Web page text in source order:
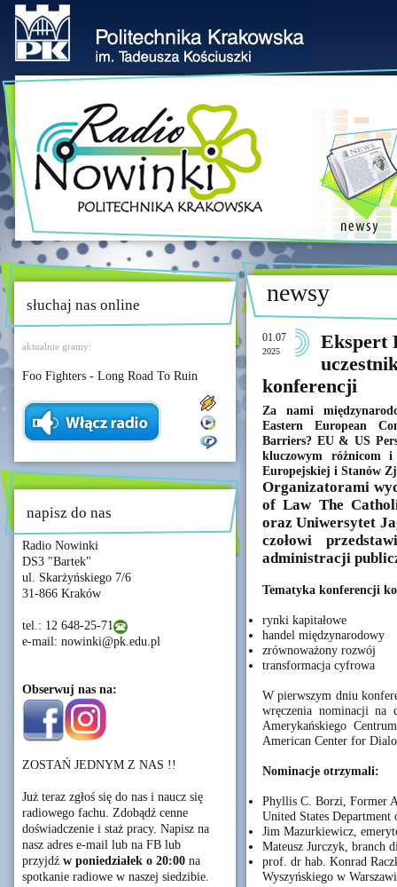
słuchaj nas online
aktualnie gramy:
Foo Fighters - Long Road To Ruin
napisz do nas
Radio Nowinki
DS3 "Bartek"
ul. Skarżyńskiego 7/6
31-866 Kraków
tel.: 12 648-25-71
e-mail: nowinki@pk.edu.pl
Obserwuj nas na:
ZOSTAŃ JEDNYM Z NAS !!
Już teraz zgłoś się do nas i naucz się
radiowego fachu. Zdobądź cenne
doświadczenie i staż pracy. Napisz na
nasz adres e-mail lub na FB lub
przyjdź w poniedziałek o 20:00 na
spotkanie radiowe w naszej siedzibie.
newsy
01.07
2025
Ekspert
konferencji
Za nami
Eastern European
Barriers? EU & US
kluczowym różnicom
Europejskiej i Stanów
Organizatorami
of Law The
oraz Uniwersytet
czołowi
administracji
Tematyka konferencji
rynki kapitałowe
handel międzynarodowy
zrównoważony rozwój
transformacja cyfrowa
W pierwszym dniu
wręczenia nominacji na
Amerykańskiego
American Center for
Nominacje otrzymali:
Phyllis C. Borzi, Former
United States
Jim Mazurkiewicz,
Mateusz Jurczyk, branch
prof. dr hab. Konrad
Wyszyńskiego w